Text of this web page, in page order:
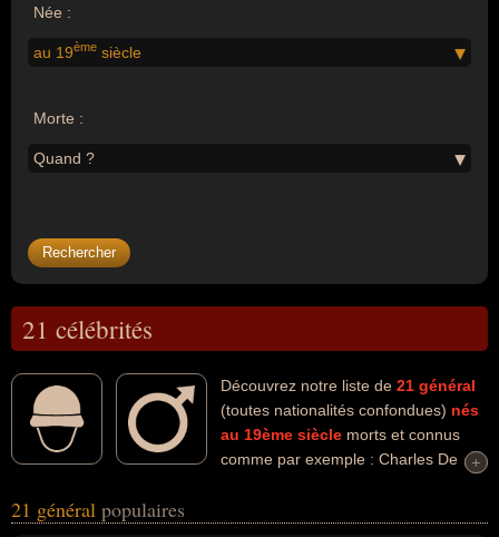
Née :
au 19ème siècle
Morte :
Quand ?
21 célébrités
Découvrez notre liste de 21 général
(toutes nationalités confondues) nés
au 19ème siècle morts et connus
comme par exemple : Charles De
Garibaldi, Erwin Rommel, Erich Von Falkenhayn, Douglas
+
+
21 général populaires